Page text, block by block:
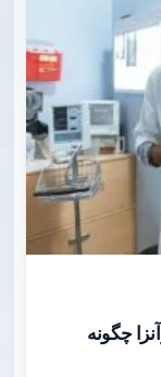
چگونه